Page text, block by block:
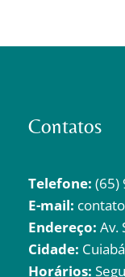
Contatos
Telefone: (65)
E-mail:
Endereço: Av.
Cidade:
Horários: